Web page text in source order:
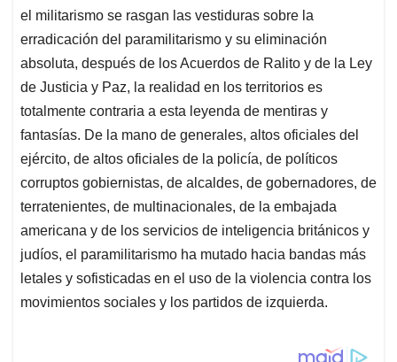
el militarismo se rasgan las vestiduras sobre la
erradicación del paramilitarismo y su eliminación
absoluta, después de los Acuerdos de Ralito y de la Ley
de Justicia y Paz, la realidad en los territorios es
totalmente contraria a esta leyenda de mentiras y
fantasías. De la mano de generales, altos oficiales del
ejército, de altos oficiales de la policía, de políticos
corruptos gobiernistas, de alcaldes, de gobernadores, de
terratenientes, de multinacionales, de la embajada
americana y de los servicios de inteligencia británicos y
judíos, el paramilitarismo ha mutado hacia bandas más
letales y sofisticadas en el uso de la violencia contra los
movimientos sociales y los partidos de izquierda.